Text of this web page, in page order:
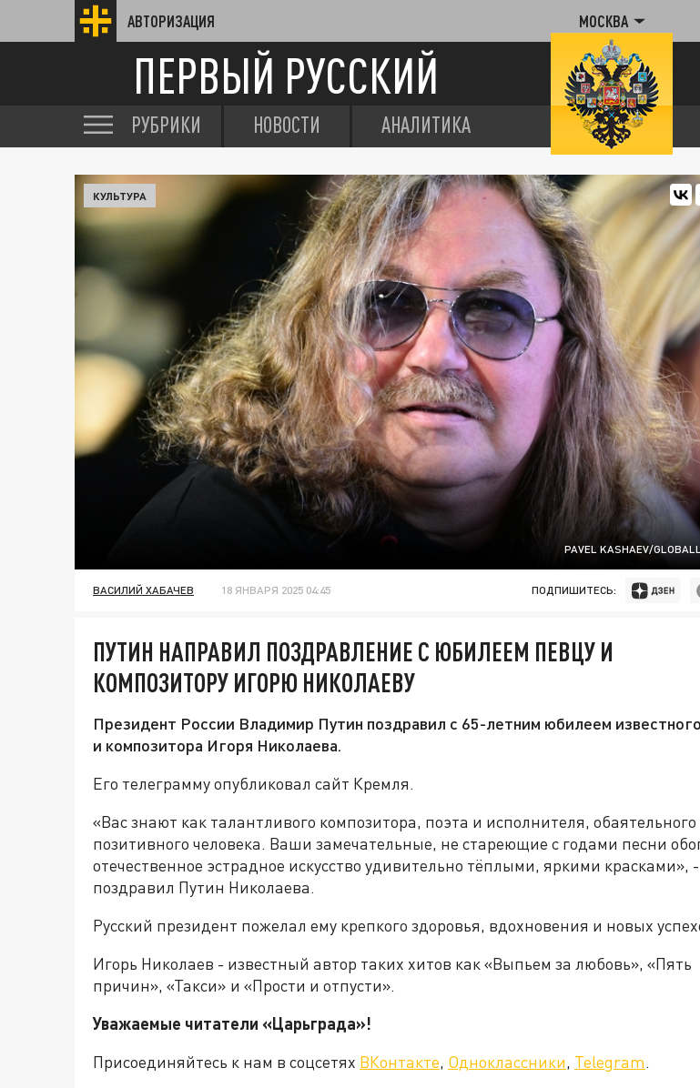
АВТОРИЗАЦИЯ МОСКВА
ПЕРВЫЙ РУССКИЙ
РУБРИКИ НОВОСТИ АНАЛИТИКА
PAVEL KASHAEV/
КУЛЬТУРА
ВАСИЛИЙ ХАБАЧЕВ 18 ЯНВАРЯ 2025 04:45 ПОДПИШИТЕСЬ:
ПУТИН НАПРАВИЛ ПОЗДРАВЛЕНИЕ С ЮБИЛЕЕМ ПЕВЦУ И
КОМПОЗИТОРУ ИГОРЮ НИКОЛАЕВУ
Президент России Владимир Путин поздравил с 65-летним юбилеем
и композитора Игоря Николаева.
Его телеграмму опубликовал сайт Кремля.
«Вас знают как талантливого композитора, поэта и исполнителя, обаятельного
позитивного человека. Ваши замечательные, не стареющие с годами песни
отечественное эстрадное искусство удивительно тёплыми, яркими красками», -
поздравил Путин Николаева.
Русский президент пожелал ему крепкого здоровья, вдохновения и новых
Игорь Николаев - известный автор таких хитов как «Выпьем за любовь», «Пять
причин», «Такси» и «Прости и отпусти».
Уважаемые читатели «Царьграда»!
Присоединяйтесь к нам в соцсетях ВКонтакте, Одноклассники, Telegram.